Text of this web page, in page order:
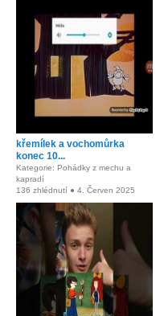
křemílek a vochomůrka
konec 10...
Kategorie: Pohádky z mechu a
kapradí
136 zhlédnutí ● 4. Červen 2025